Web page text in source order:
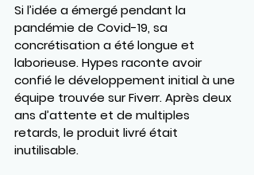
Si l’idée a émergé pendant la
pandémie de Covid-19, sa
concrétisation a été longue et
laborieuse. Hypes raconte avoir
confié le développement initial à une
équipe trouvée sur Fiverr. Après deux
ans d’attente et de multiples
retards, le produit livré était
inutilisable.